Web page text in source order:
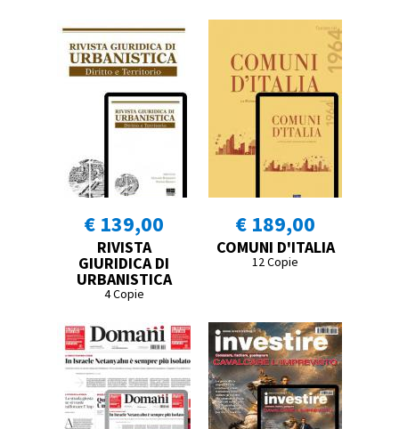
€ 139,00
RIVISTA
GIURIDICA DI
URBANISTICA
4 Copie
€ 189,00
COMUNI D'ITALIA
12 Copie